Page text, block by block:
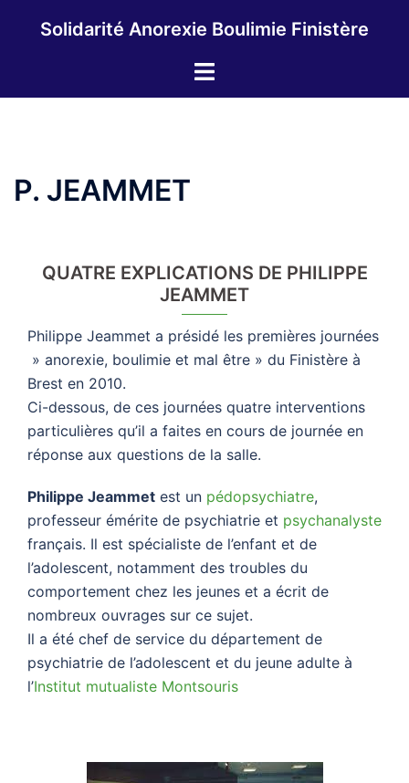
Solidarité Anorexie Boulimie Finistère
Ouvrir/fermer
P. JEAMMET
QUATRE EXPLICATIONS DE PHILIPPE
JEAMMET
Philippe Jeammet a présidé les premières journées
» anorexie, boulimie et mal être » du Finistère à
Brest en 2010.
Ci-dessous, de ces journées quatre interventions
particulières qu’il a faites en cours de journée en
réponse aux questions de la salle.
Philippe Jeammet est un pédopsychiatre,
professeur émérite de psychiatrie et psychanalyste
français. Il est spécialiste de l’enfant et de
l’adolescent, notamment des troubles du
comportement chez les jeunes et a écrit de
nombreux ouvrages sur ce sujet.
Il a été chef de service du département de
psychiatrie de l’adolescent et du jeune adulte à
l’Institut mutualiste Montsouris